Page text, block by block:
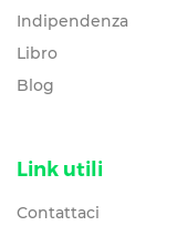
Indipendenza
Libro
Blog
Link utili
Contattaci